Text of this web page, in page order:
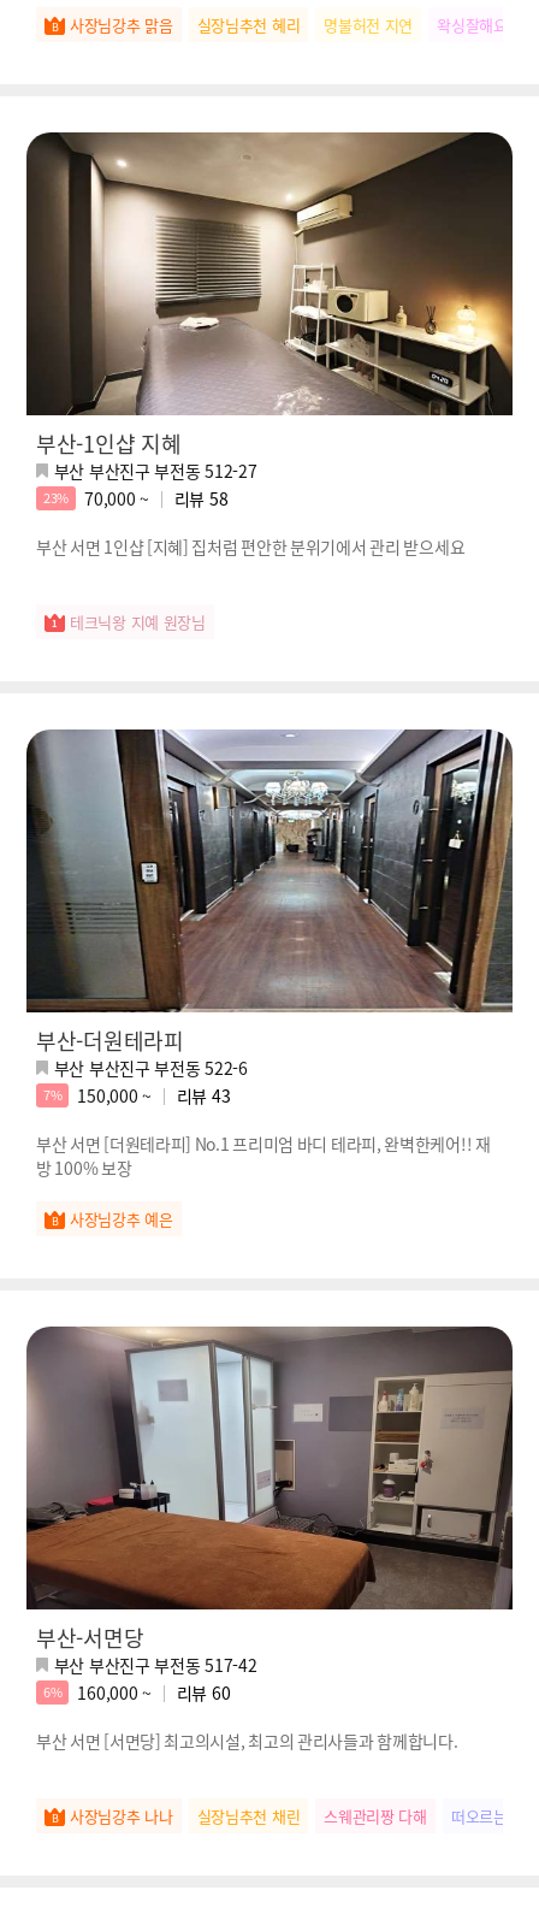
사장님강추 맑음 실장님추천 혜리 명불허전 지연 왁싱잘해요 청아
부산-1인샵 지혜
부산 부산진구 부전동 512-27
23% 70,000 ~ 리뷰 58
부산 서면 1인샵 [지혜] 집처럼 편안한 분위기에서 관리 받으세요
테크닉왕 지예 원장님
부산-더원테라피
부산 부산진구 부전동 522-6
7% 150,000 ~ 리뷰 43
부산 서면 [더원테라피] No.1 프리미엄 바디 테라피, 완벽한케어!! 재
방 100% 보장
사장님강추 예은
부산-서면당
부산 부산진구 부전동 517-42
6% 160,000 ~ 리뷰 60
부산 서면 [서면당] 최고의시설, 최고의 관리사들과 함께합니다.
사장님강추 나나 실장님추천 채린 스웨관리짱 다해 떠오르는별